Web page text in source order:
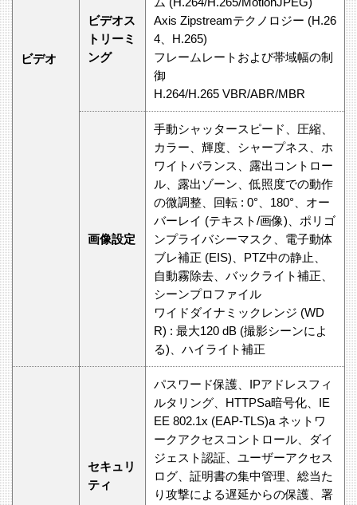
ビデオ
ビデオス
トリーミ
ング
Axis Zipstreamテクノロジー (H.26
4、H.265)
フレームレートおよび帯域幅の制
御
H.264/H.265 VBR/ABR/MBR
画像設定
手動シャッタースピード、圧縮、
カラー、輝度、シャープネス、ホ
ワイトバランス、露出コントロー
ル、露出ゾーン、低照度での動作
の微調整、回転 : 0°、180°、オー
バーレイ (テキスト/画像)、ポリゴ
ンプライバシーマスク、電子動体
ブレ補正 (EIS)、PTZ中の静止、
自動霧除去、バックライト補正、
シーンプロファイル
ワイドダイナミックレンジ (WD
R) : 最大120 dB (撮影シーンによ
る)、ハイライト補正
セキュリ
ティ
パスワード保護、IPアドレスフィ
ルタリング、HTTPSa暗号化、IE
EE 802.1x (EAP-TLS)a ネットワ
ークアクセスコントロール、ダイ
ジェスト認証、ユーザーアクセス
ログ、証明書の集中管理、総当た
り攻撃による遅延からの保護、署